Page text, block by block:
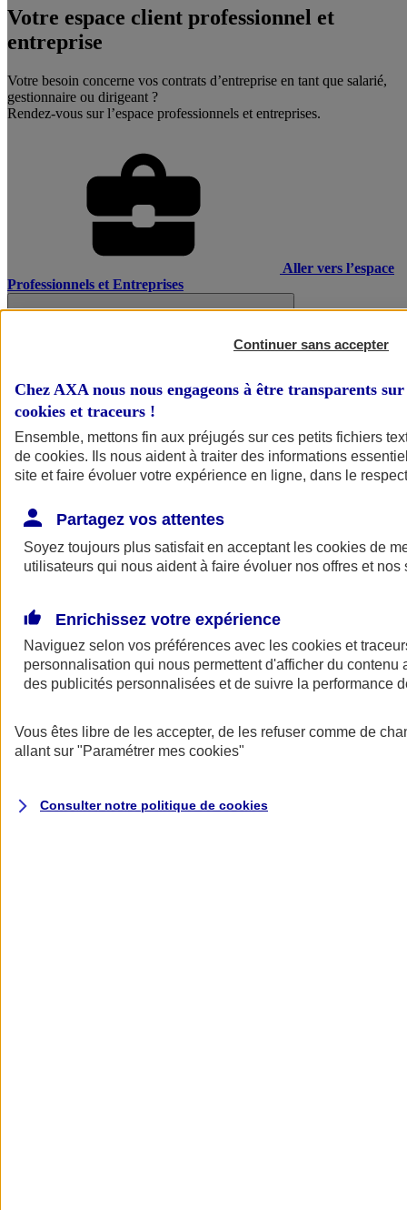
Votre espace client professionnel et
entreprise
Votre besoin concerne vos contrats d’entreprise en tant que salarié,
gestionnaire ou dirigeant ?
Rendez-vous sur l’espace professionnels et entreprises.
Aller vers l’espace
Professionnels et Entreprises
AXA Assurance
Continuer sans accepter
Chez AXA nous nous engageons à être transparents
cookies et traceurs !
Ensemble, mettons fin aux préjugés sur ces petits fichiers
de cookies. Ils nous aident à traiter des informations
site et faire évoluer votre expérience en ligne, dans le
Partagez vos attentes
Soyez toujours plus satisfait en acceptant les cookies de
utilisateurs qui nous aident à faire évoluer nos offres et nos
Enrichissez votre expérience
Naviguez selon vos préférences avec les cookies et
personnalisation qui nous permettent d'afficher du contenu
des publicités personnalisées et de suivre la performance
Vous êtes libre de les accepter, de les refuser comme de
allant sur "Paramétrer mes cookies"
Consulter notre politique de cookies